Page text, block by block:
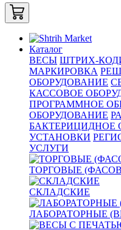
Каталог
ВЕСЫ ШТРИХ-
МАРКИРОВКА
ОБОРУДОВАНИЕ
КАССОВОЕ
ПРОГРАММНОЕ
ОБОРУДОВАНИЕ
БАКТЕРИЦИДНОЕ
УСТАНОВКИ
УСЛУГИ
ТОРГОВЫЕ
СКЛАДСКИЕ
ЛАБОРАТОРНЫЕ